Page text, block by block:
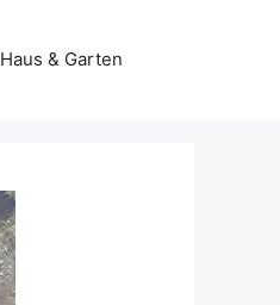
Haus & Garten